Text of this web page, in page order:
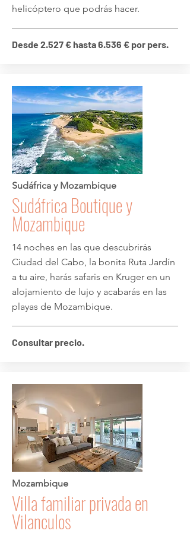
helicóptero que podrás hacer.
Desde 2.527 € hasta 6.536 € por pers.
Sudáfrica y Mozambique
Sudáfrica Boutique y
Mozambique
14 noches en las que descubrirás
Ciudad del Cabo, la bonita Ruta Jardín
a tu aire, harás safaris en Kruger en un
alojamiento de lujo y acabarás en las
playas de Mozambique.
Consultar precio.
Mozambique
Villa familiar privada en
Vilanculos